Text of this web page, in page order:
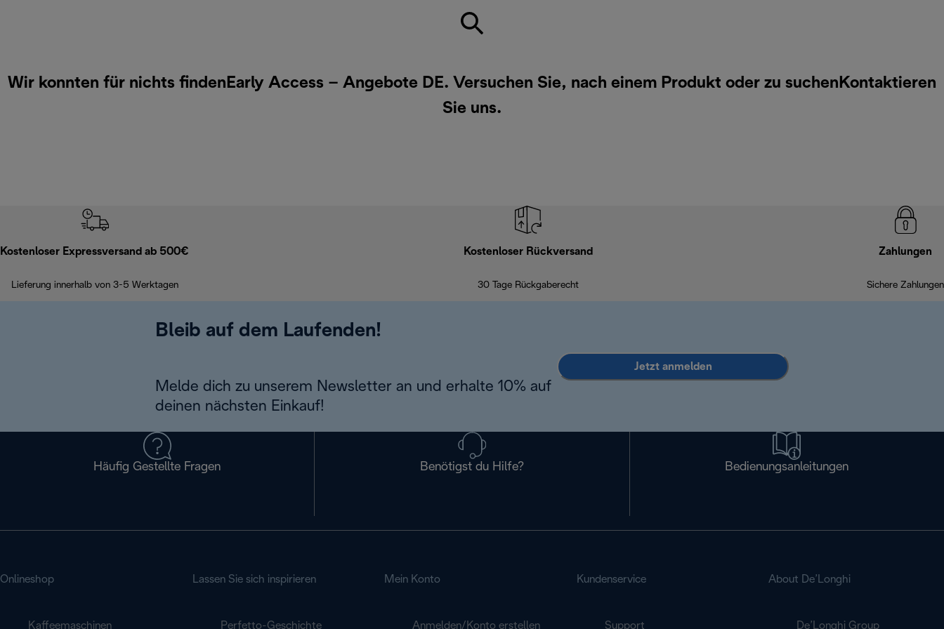
Wir konnten für nichts findenEarly Access – Angebote DE. Versuchen Sie, nach einem Produkt oder zu suchen Kontaktieren
Sie uns.
Kostenloser Expressversand ab 500€
Lieferung innerhalb von 3-5 Werktagen
Kostenloser Rückversand
30 Tage Rückgaberecht
Zahlungen
Sichere Zahlungen
Bleib auf dem Laufenden!
Melde dich zu unserem Newsletter an und erhalte 10% auf
deinen nächsten Einkauf!
Jetzt anmelden
Häufig Gestellte Fragen Benötigst du Hilfe? Bedienungsanleitungen
Onlineshop
Kaffeemaschinen
Lassen Sie sich inspirieren
Perfetto-Geschichte
Mein Konto
Anmelden/Konto erstellen
Kundenservice
Support
About De’Longhi
De’Longhi Group